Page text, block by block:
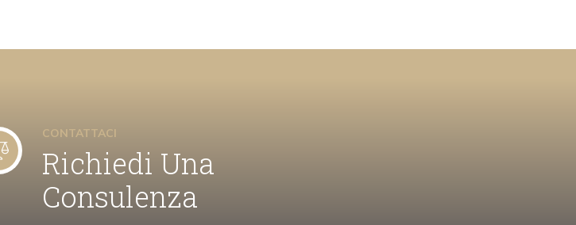
CONTATTACI
Richiedi Una
Consulenza